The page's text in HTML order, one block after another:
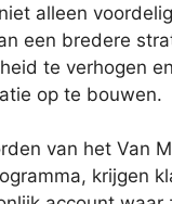
alleen
een bredere
te verhogen
op te bouwen.
van het Van
krijgen